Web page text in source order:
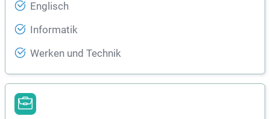
Englisch
Informatik
Werken und Technik